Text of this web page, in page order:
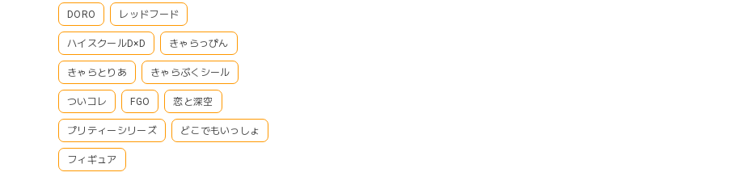
DORO レッドフード
ハイスクールD×D きゃらっぴん
きゃらとりあ きゃらぷくシール
ついコレ FGO 恋と深空
プリティーシリーズ どこでもいっしょ
フィギュア